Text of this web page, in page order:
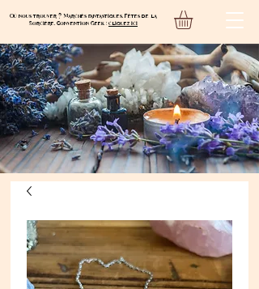
Où nous trouver ? Marchés fantastiques, Fêtes de la
Sorcière, Convention Geek : cliquez ici